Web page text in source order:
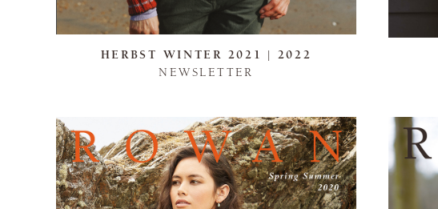
HERBST WINTER 2021 | 2022
NEWSLETTER